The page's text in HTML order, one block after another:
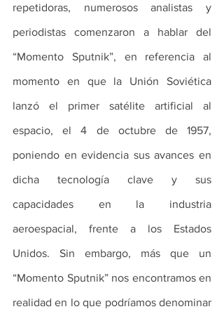
repetidoras, numerosos analistas y
periodistas comenzaron a hablar del
“Momento Sputnik”, en referencia al
momento en que la Unión Soviética
lanzó el primer satélite artificial al
espacio, el 4 de octubre de 1957,
poniendo en evidencia sus avances en
dicha tecnología clave y sus
capacidades en la industria
aeroespacial, frente a los Estados
Unidos. Sin embargo, más que un
“Momento Sputnik” nos encontramos en
realidad en lo que podríamos denominar